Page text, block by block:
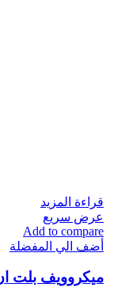
قراءة المزيد
عرض سريع
Add to compare
أضف الي المفضلة
ميكروويف بلت ان